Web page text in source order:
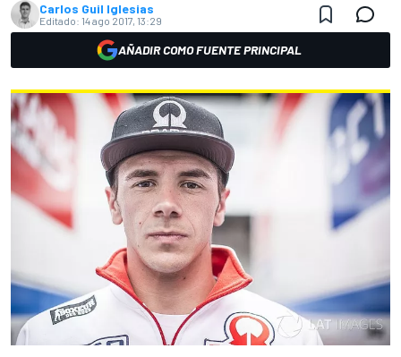
Carlos Guil Iglesias
Editado: 14 ago 2017, 13:29
AÑADIR COMO FUENTE PRINCIPAL